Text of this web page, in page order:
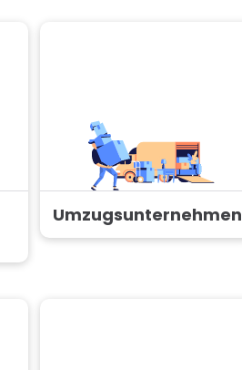
Umzugsunternehmen